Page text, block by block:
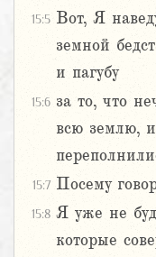
15:5 Вот, Я
земной
и пагубу
15:6 за то, что
всю землю,
15:7 Посему
15:8 Я уже не
которые